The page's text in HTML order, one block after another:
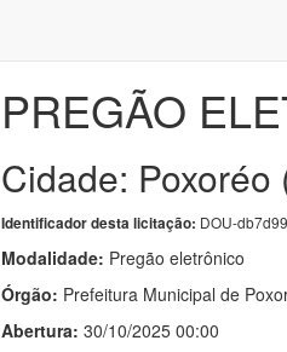
PREGÃO
Cidade: Poxoréo
Identificador desta licitação: DOU-
Modalidade: Pregão eletrônico
Órgão: Prefeitura Municipal de
Abertura: 30/10/2025 00:00